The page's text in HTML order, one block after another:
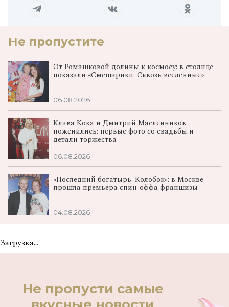
Не пропустите
От Ромашковой долины к космосу: в столице
показали «Смешарики. Сквозь вселенные»
06.08.2026
Клава Кока и Дмитрий Масленников
поженились: первые фото со свадьбы и
детали торжества
06.08.2026
«Последний богатырь. Колобок»: в Москве
прошла премьера спин‑оффа франшизы
04.08.2026
Загрузка...
Не пропусти самые